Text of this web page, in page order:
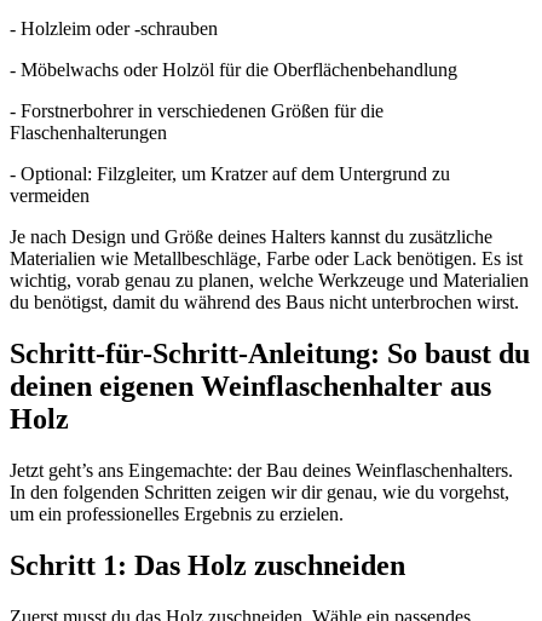
- Holzleim oder -schrauben
- Möbelwachs oder Holzöl für die Oberflächenbehandlung
- Forstnerbohrer in verschiedenen Größen für die
Flaschenhalterungen
- Optional: Filzgleiter, um Kratzer auf dem Untergrund zu
vermeiden
Je nach Design und Größe deines Halters kannst du zusätzliche
Materialien wie Metallbeschläge, Farbe oder Lack benötigen. Es ist
wichtig, vorab genau zu planen, welche Werkzeuge und Materialien
du benötigst, damit du während des Baus nicht unterbrochen wirst.
Schritt-für-Schritt-Anleitung: So baust du
deinen eigenen Weinflaschenhalter aus
Holz
Jetzt geht’s ans Eingemachte: der Bau deines Weinflaschenhalters.
In den folgenden Schritten zeigen wir dir genau, wie du vorgehst,
um ein professionelles Ergebnis zu erzielen.
Schritt 1: Das Holz zuschneiden
Zuerst musst du das Holz zuschneiden. Wähle ein passendes